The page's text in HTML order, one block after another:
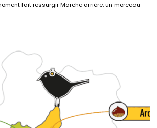
fait ressurgir Marche arrière, un morceau